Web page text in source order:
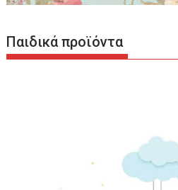
Παιδικά προϊόντα